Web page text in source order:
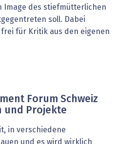
Image des stiefmütterlichen
soll. Dabei
für Kritik aus den eigenen
Forum Schweiz
und Projekte
in verschiedene
und es wird wirklich